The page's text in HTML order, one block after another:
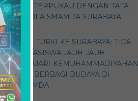
2026 TERPUKAU DENGAN TATA
KELOLA SMAMDA SURABAYA
DARI TURKI KE SURABAYA: TIGA
MAHASISWA JAUH-JAUH
PELAJARI KEMUHAMMADIYAHAN
DAN BERBAGI BUDAYA DI
SMAMDA